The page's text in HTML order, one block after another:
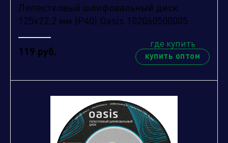
Лепестковый шлифовальный диск
125х22,2 мм (P40) Oasis 102060500005
119 руб.
где купить
купить оптом